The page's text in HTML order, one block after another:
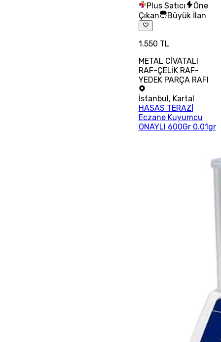
Plus Satıcı
Öne
Çıkan
Büyük İlan
1.550 TL
METAL CİVATALI
RAF-ÇELİK RAF-
YEDEK PARÇA RAFI
İstanbul, Kartal
HASAS TERAZİ
Eczane Kuyumcu
ONAYLI 600Gr 0.01gr